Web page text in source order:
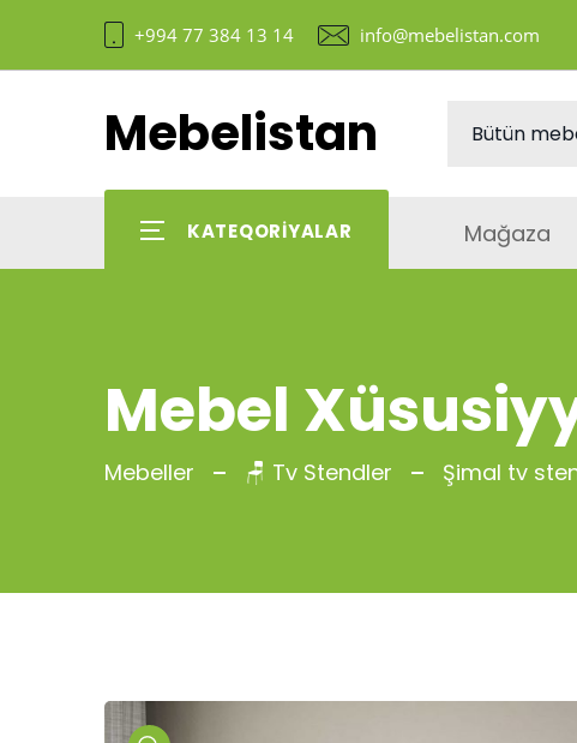
+994 77 384 13 14 info@mebelistan.com
Mebelistan
KATEQORIYALAR Mağaza
Mebel
Mebeller 🪑 Tv Stendler Şimal tv